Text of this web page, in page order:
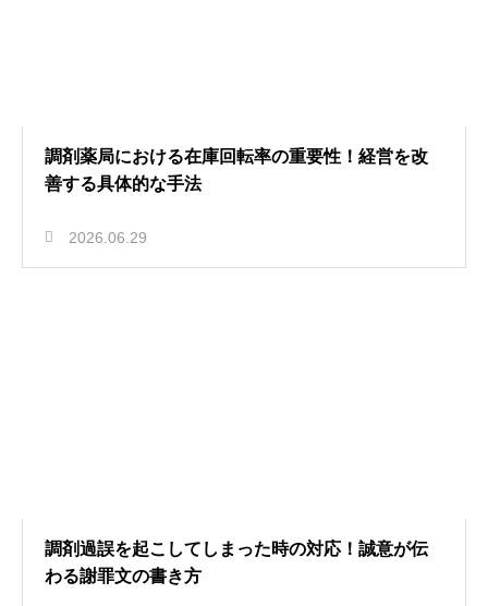
調剤薬局における在庫回転率の重要性！経営を改
善する具体的な手法
2026.06.29
調剤過誤を起こしてしまった時の対応！誠意が伝
わる謝罪文の書き方